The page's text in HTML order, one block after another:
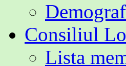
Consiliul
Lista